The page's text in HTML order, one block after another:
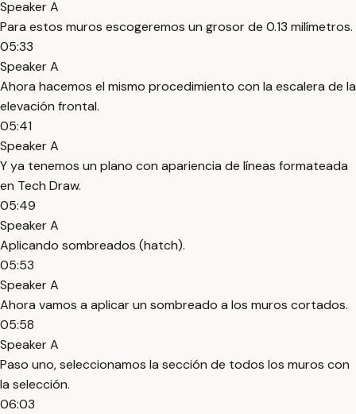
Speaker A
Para estos muros escogeremos un grosor de 0.13 milímetros.
05:33
Speaker A
Ahora hacemos el mismo procedimiento con la escalera de la
elevación frontal.
05:41
Speaker A
Y ya tenemos un plano con apariencia de líneas formateada
en Tech Draw.
05:49
Speaker A
Aplicando sombreados (hatch).
05:53
Speaker A
Ahora vamos a aplicar un sombreado a los muros cortados.
05:58
Speaker A
Paso uno, seleccionamos la sección de todos los muros con
la selección.
06:03